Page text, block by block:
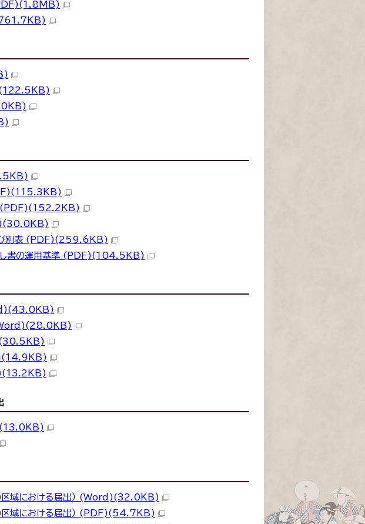
(PDF)(152.2KB)
び別表 (PDF)(259.6KB)
し書の運用基準 (PDF)(104.5KB)
(Word)(28.0KB)
区域における届出） (Word)(32.0KB)
区域における届出） (PDF)(54.7KB)